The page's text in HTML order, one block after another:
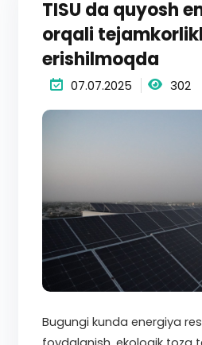
TISU da quyosh
orqali
erishilmoqda
07.07.2025 302
Bugungi kunda energiya